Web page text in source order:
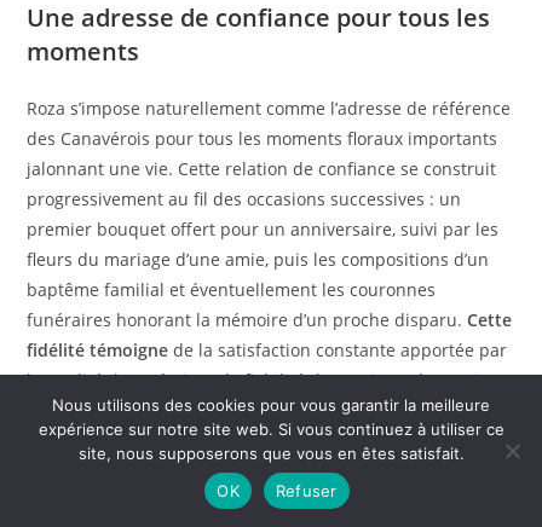
Une adresse de confiance pour tous les
moments
Roza s’impose naturellement comme l’adresse de référence
des Canavérois pour tous les moments floraux importants
jalonnant une vie. Cette relation de confiance se construit
progressivement au fil des occasions successives : un
premier bouquet offert pour un anniversaire, suivi par les
fleurs du mariage d’une amie, puis les compositions d’un
baptême familial et éventuellement les couronnes
funéraires honorant la mémoire d’un proche disparu.Cette
fidélité témoigne de la satisfaction constante apportée par
la qualité des créations, la fiabilité du service et l’attention
personnalisée accordée à chaque client quelle que soit
l’importance de sa commande.
La proximité géographique facilite grandement cette
Nous utilisons des cookies pour vous garantir la meilleure
expérience sur notre site web. Si vous continuez à utiliser ce
site, nous supposerons que vous en êtes satisfait.
OK
Refuser